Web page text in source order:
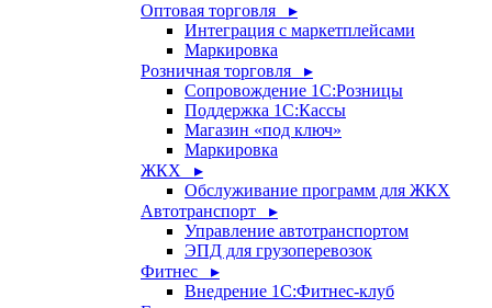
Оптовая торговля ▸
Интеграция с маркетплейсами
Маркировка
Розничная торговля ▸
Сопровождение 1С:Розницы
Поддержка 1С:Кассы
Магазин «под ключ»
Маркировка
ЖКХ ▸
Обслуживание программ для ЖКХ
Автотранспорт ▸
Управление автотранспортом
ЭПД для грузоперевозок
Фитнес ▸
Внедрение 1С:Фитнес-клуб